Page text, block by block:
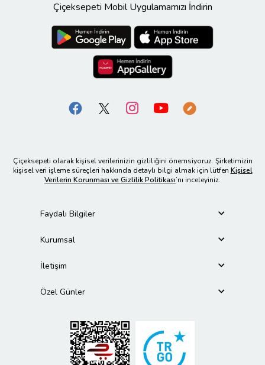
Çiçeksepeti Mobil Uygulamamızı İndirin
Çiçeksepeti olarak kişisel verilerinizin gizliliğini önemsiyoruz. Şirketimizin
kişisel veri işleme süreçleri hakkında detaylı bilgi almak için lütfen Kişisel
Verilerin Korunması ve Gizlilik Politikası’nı inceleyiniz.
Faydalı Bilgiler
Kurumsal
İletişim
Özel Günler